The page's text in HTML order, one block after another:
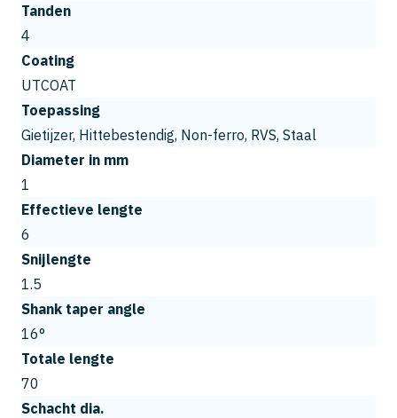
Tanden
4
Coating
UTCOAT
Toepassing
Gietijzer, Hittebestendig, Non-ferro, RVS, Staal
Diameter in mm
1
Effectieve lengte
6
Snijlengte
1.5
Shank taper angle
16°
Totale lengte
70
Schacht dia.